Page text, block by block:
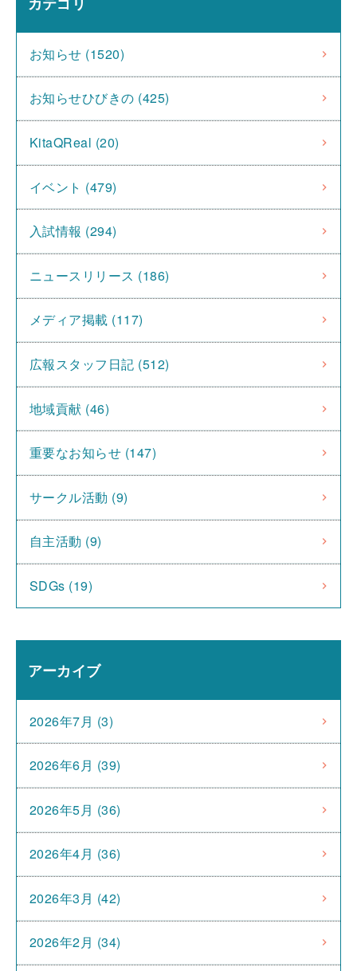
お知らせ (1520)
お知らせひびきの (425)
KitaQReal (20)
イベント (479)
入試情報 (294)
ニュースリリース (186)
メディア掲載 (117)
広報スタッフ日記 (512)
地域貢献 (46)
重要なお知らせ (147)
サークル活動 (9)
自主活動 (9)
SDGs (19)
アーカイブ
2026年7月 (3)
2026年6月 (39)
2026年5月 (36)
2026年4月 (36)
2026年3月 (42)
2026年2月 (34)